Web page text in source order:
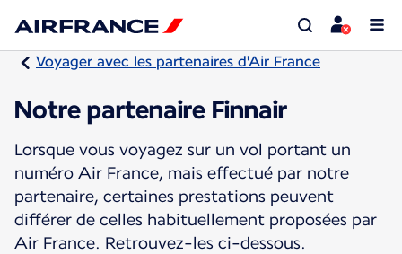
Voyager avec les partenaires d'Air France
Notre partenaire Finnair
Lorsque vous voyagez sur un vol portant un
numéro Air France, mais effectué par notre
partenaire, certaines prestations peuvent
différer de celles habituellement proposées par
Air France. Retrouvez-les ci-dessous.